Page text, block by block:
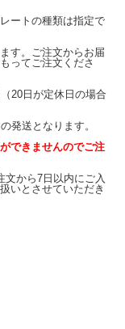
ートの種類は指定で
す。ご注文からお届
ってご注文くださ
20日が定休日の場合
発送となります。
できませんのでご注
から7日以内にご入
いとさせていただき